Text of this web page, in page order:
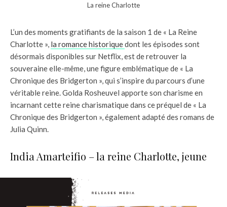
La reine Charlotte
L’un des moments gratifiants de la saison 1 de « La Reine
Charlotte », la romance historiquedont les épisodes sont
désormais disponibles sur Netflix, est de retrouver la
souveraine elle-même, une figure emblématique de « La
Chronique des Bridgerton », qui s’inspire du parcours d’une
véritable reine. Golda Rosheuvel apporte son charisme en
incarnant cette reine charismatique dans ce préquel de « La
Chronique des Bridgerton », également adapté des romans de
Julia Quinn.
India Amarteifio – la reine Charlotte, jeune